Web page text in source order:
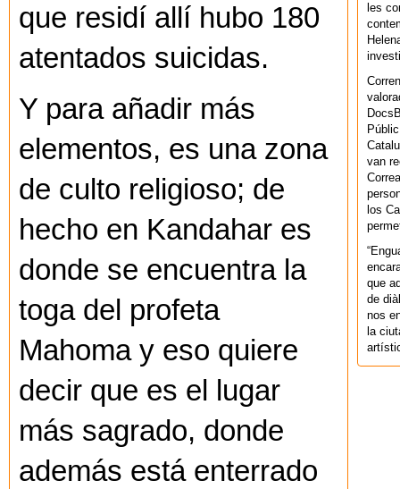
que residí allí hubo 180
atentados suicidas.
Y para añadir más
elementos, es una zona
de culto religioso; de
hecho en Kandahar es
donde se encuentra la
toga del profeta
Mahoma y eso quiere
decir que es el lugar
más sagrado, donde
además está enterrado
les
van
los
que
de
nos
la